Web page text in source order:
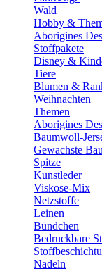
Wald
Hobby &
Aborigines
Stoffpakete
Disney &
Tiere
Blumen &
Weihnachten
Themen
Aborigines
Baumwoll-
Gewachste
Spitze
Kunstleder
Viskose-Mix
Netzstoffe
Leinen
Bündchen
Bedruckbare
Nadeln